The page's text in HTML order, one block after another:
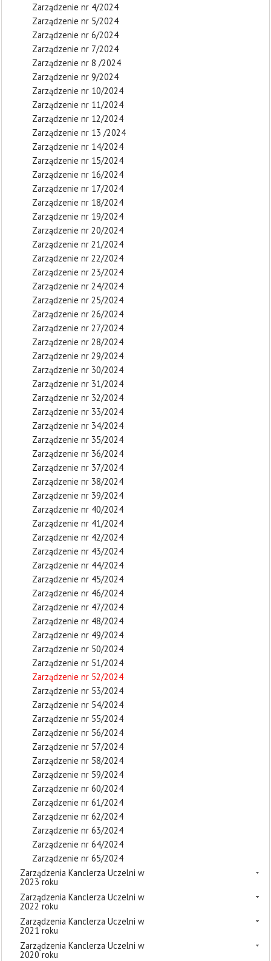
Zarządzenie nr 4/2024
Zarządzenie nr 5/2024
Zarządzenie nr 6/2024
Zarządzenie nr 7/2024
Zarządzenie nr 8 /2024
Zarządzenie nr 9/2024
Zarządzenie nr 10/2024
Zarządzenie nr 11/2024
Zarządzenie nr 12/2024
Zarządzenie nr 13 /2024
Zarządzenie nr 14/2024
Zarządzenie nr 15/2024
Zarządzenie nr 16/2024
Zarządzenie nr 17/2024
Zarządzenie nr 18/2024
Zarządzenie nr 19/2024
Zarządzenie nr 20/2024
Zarządzenie nr 21/2024
Zarządzenie nr 22/2024
Zarządzenie nr 23/2024
Zarządzenie nr 24/2024
Zarządzenie nr 25/2024
Zarządzenie nr 26/2024
Zarządzenie nr 27/2024
Zarządzenie nr 28/2024
Zarządzenie nr 29/2024
Zarządzenie nr 30/2024
Zarządzenie nr 31/2024
Zarządzenie nr 32/2024
Zarządzenie nr 33/2024
Zarządzenie nr 34/2024
Zarządzenie nr 35/2024
Zarządzenie nr 36/2024
Zarządzenie nr 37/2024
Zarządzenie nr 38/2024
Zarządzenie nr 39/2024
Zarządzenie nr 40/2024
Zarządzenie nr 41/2024
Zarządzenie nr 42/2024
Zarządzenie nr 43/2024
Zarządzenie nr 44/2024
Zarządzenie nr 45/2024
Zarządzenie nr 46/2024
Zarządzenie nr 47/2024
Zarządzenie nr 48/2024
Zarządzenie nr 49/2024
Zarządzenie nr 50/2024
Zarządzenie nr 51/2024
Zarządzenie nr 52/2024
Zarządzenie nr 53/2024
Zarządzenie nr 54/2024
Zarządzenie nr 55/2024
Zarządzenie nr 56/2024
Zarządzenie nr 57/2024
Zarządzenie nr 58/2024
Zarządzenie nr 59/2024
Zarządzenie nr 60/2024
Zarządzenie nr 61/2024
Zarządzenie nr 62/2024
Zarządzenie nr 63/2024
Zarządzenie nr 64/2024
Zarządzenie nr 65/2024
Zarządzenia Kanclerza Uczelni w
2023 roku
Zarządzenia Kanclerza Uczelni w
2022 roku
Zarządzenia Kanclerza Uczelni w
2021 roku
Zarządzenia Kanclerza Uczelni w
2020 roku